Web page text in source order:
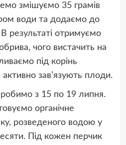
змішуємо 35 грамів
води та додаємо до
результаті отримуємо
чого вистачить на
під корінь
зав’язують плоди.
з 15 по 19 липня.
органічне
розведеного водою у
Під кожен перчик